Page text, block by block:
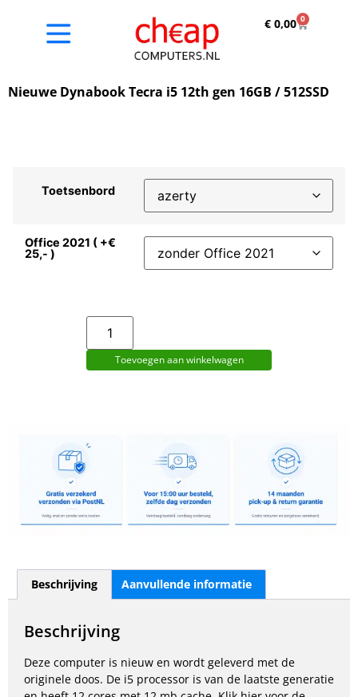
€0,00 0
Nieuwe Dynabook Tecra i5 12th gen 16GB / 512SSD
Toetsenbord
Office 2021 ( +€
25,- )
Toevoegen aan winkelwagen
Beschrijving Aanvullende informatie
Beschrijving
Deze computer is nieuw en wordt geleverd met de
originele doos. De i5 processor is van de laatste generatie